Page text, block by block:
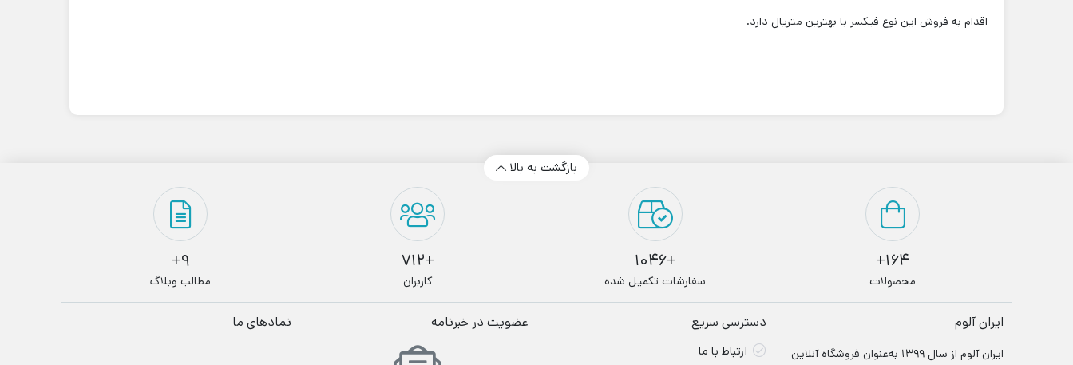
اقدام به فروش این نوع فیکسر با بهترین متریال دارد.
بازگشت به بالا
164+
محصولات
+1046
سفارشات تکمیل شده
+712
کاربران
9+
مطالب وبلاگ
ایران آلوم
ایران آلوم از سال ۱۳۹۹ به‌عنوان فروشگاه آنلاین
دسترسی سریع
ارتباط با ما
عضویت در خبرنامه نمادهای ما